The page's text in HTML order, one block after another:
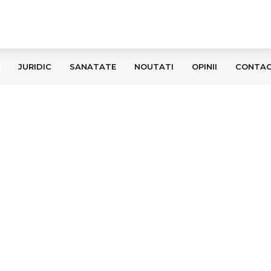
JURIDIC SANATATE NOUTATI OPINII